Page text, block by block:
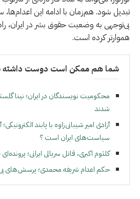
تبدیل شود. هم‌زمان با ادامه این
بی‌توجهی به وضعیت حقوق بشر در ایران، راه
هموارتر کرده است.
شما هم ممکن است دوست داشته
محکومیت نویسندگان در ایران؛ نینا
شدند
آزادی امیر شیبانی‌زاوه با پابند الکترونیکی؛
سیاست‌های ايران است ؟
کلثوم اکبری، قاتل سریالی ایرانی؛
حکم اعدام شریفه محمدی؛ پرسش‌های